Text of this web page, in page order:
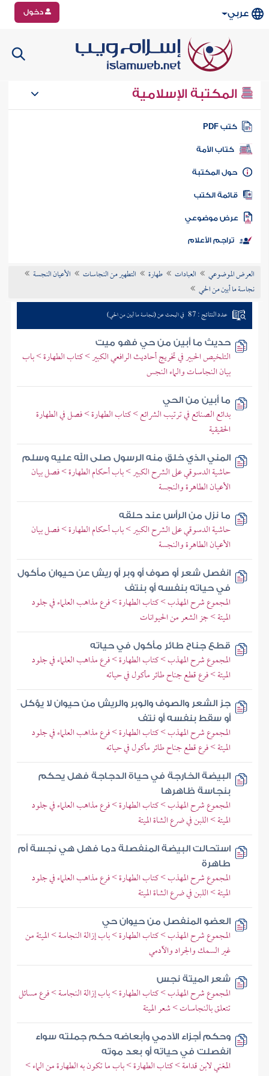
عربي دخول
المكتبة الإسلامية
كتب PDF
كتاب الأمة
المكتبة
الكتب
موضوعي
تراجم الأعلام
العرض الموضوعي العبادات طهارة التطهير من النجاسات
الأعيان النجسة
نجاسة ما أبين من الحي
عدد النتائج : 87 في البحث عن (نجاسة ما أبين من الحي)
حديث ما أبين من حي فهو ميت
التلخيص الحبير في تخريج أحاديث الرافعي الكبير > كتاب الطهارة > باب
بيان النجاسات والماء النجس
ما أبين من الحي
بدائع الصنائع في ترتيب الشرائع > كتاب الطهارة > فصل في الطهارة
الحقيقية
المني الذي خلق منه الرسول صلى الله عليه وسلم
حاشية الدسوقي على الشرح الكبير > باب أحكام الطهارة > فصل بيان
الأعيان الطاهرة والنجسة
ما نزل من الرأس عند حلقه
حاشية الدسوقي على الشرح الكبير > باب أحكام الطهارة > فصل بيان
الأعيان الطاهرة والنجسة
انفصل شعر أو صوف أو وبر أو ريش عن حيوان مأكول
في حياته بنفسه أو بنتف
المجموع شرح المهذب > كتاب الطهارة > فرع مذاهب العلماء في جلود
الميتة > جز الشعر من الحيوانات
قطع جناح طائر مأكول في حياته
المجموع شرح المهذب > كتاب الطهارة > فرع مذاهب العلماء في جلود
الميتة > فرع قطع جناح طائر مأكول في حياته
جز الشعر والصوف والوبر والريش من حيوان لا يؤكل
أو سقط بنفسه أو نتف
المجموع شرح المهذب > كتاب الطهارة > فرع مذاهب العلماء في جلود
الميتة > فرع قطع جناح طائر مأكول في حياته
البيضة الخارجة في حياة الدجاجة فهل يحكم
بنجاسة ظاهرها
المجموع شرح المهذب > كتاب الطهارة > فرع مذاهب العلماء في جلود
الميتة > اللبن في ضرع الشاة الميتة
استحالت البيضة المنفصلة دما فهل هي نجسة أم
طاهرة
المجموع شرح المهذب > كتاب الطهارة > فرع مذاهب العلماء في جلود
الميتة > اللبن في ضرع الشاة الميتة
العضو المنفصل من حيوان حي
المجموع شرح المهذب > كتاب الطهارة > باب إزالة النجاسة > الميتة من
غير السمك والجراد والآدمي
شعر الميتة نجس
المجموع شرح المهذب > كتاب الطهارة > باب إزالة النجاسة > فرع مسائل
تتعلق بالنجاسات > شعر الميتة
وحكم أجزاء الآدمي وأبعاضه حكم جملته سواء
انفصلت في حياته أو بعد موته
المغني لابن قدامة > كتاب الطهارة > باب ما تكون به الطهارة من الماء >